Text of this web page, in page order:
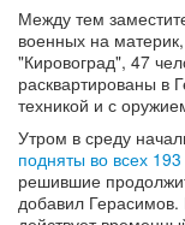
Между тем
военных на материк,
"Кировоград", 47
расквартированы в
техникой и с
Утром в среду
подняты во всех
решившие
добавил